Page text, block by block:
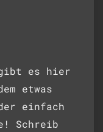
gibt es hier
etwas
einfach
Schreib